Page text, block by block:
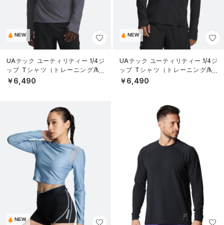
NEW
UAテック ユーティリティー 1/4ジ
ップ Tシャツ（トレーニング/ME
N）
￥6,490
NEW
UAテック ユーティリティー 1/4ジ
ップ Tシャツ（トレーニング/ME
N）
￥6,490
NEW